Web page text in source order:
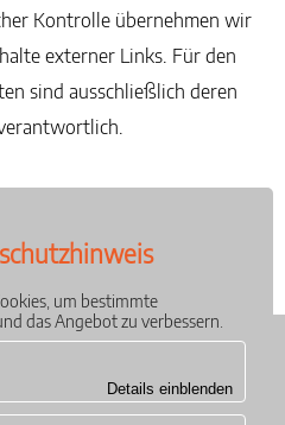
Kontrolle übernehmen wir
externer Links. Für den
sind ausschließlich deren
Marco Kratz
Kratz
Benz-Str. 4a
um bestimmte
das Angebot zu verbessern.
notwendige Cookies.